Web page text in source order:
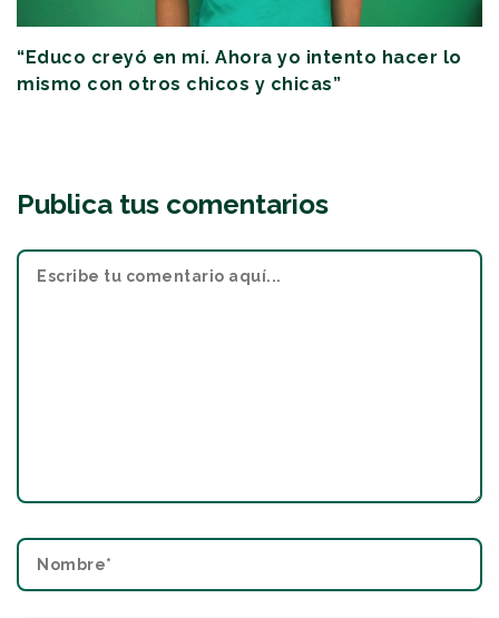
“Educo creyó en mí. Ahora yo intento hacer lo
mismo con otros chicos y chicas”
Publica tus comentarios